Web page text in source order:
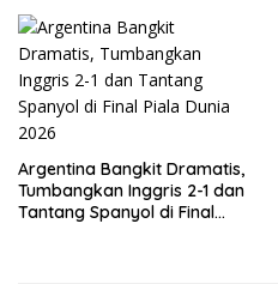
Argentina Bangkit Dramatis,
Tumbangkan Inggris 2-1 dan
Tantang Spanyol di Final